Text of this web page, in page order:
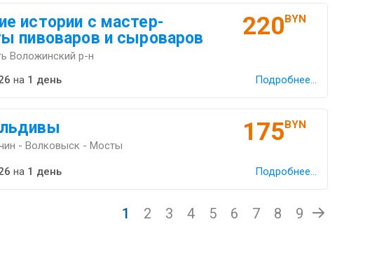
истории с мастер-
пивоваров и сыроваров
Воложинский р-н
220BYN
на 1 день Подробнее...
- Волковыск - Мосты 175BYN
на 1 день Подробнее...
1 2 3 4 5 6 7 8 9